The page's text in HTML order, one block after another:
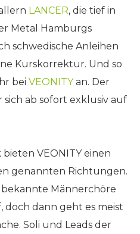
LANCER, die tief in
Metal Hamburgs
schwedische Anleihen
Kurskorrektur. Und so
bei VEONITYan. Der
ab sofort exklusiv auf
VEONITY einen
genannten Richtungen.
Männerchöre
doch dann geht es meist
Soli und Leads der